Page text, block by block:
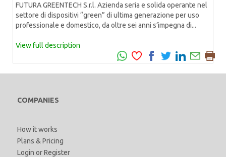
FUTURA GREENTECH S.r.l. Azienda seria e solida operante nel
settore di dispositivi “green” di ultima generazione per uso
professionale e domestico, da oltre sei anni s’impegna di...
View full description
COMPANIES
How it works
Plans & Pricing
Login orRegister